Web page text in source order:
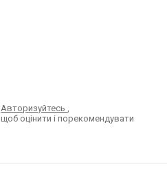
Авторизуйтесь,
щоб оцінити і порекомендувати